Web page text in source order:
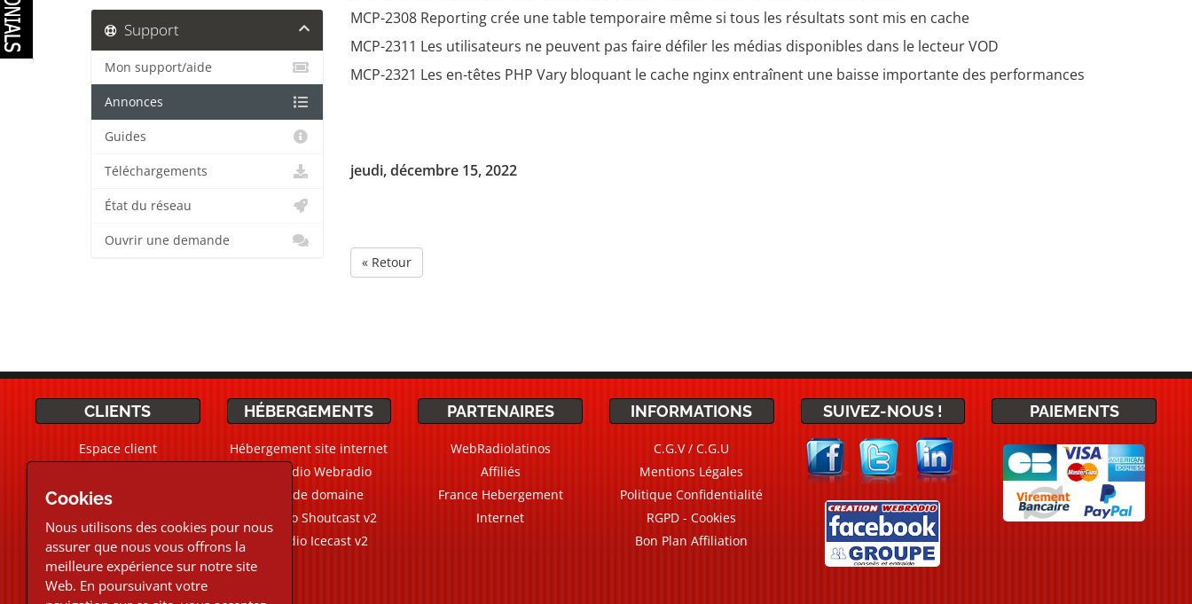
MCP-2308 Reporting crée une table temporaire même si tous les résultats sont mis en cache
MCP-2311 Les utilisateurs ne peuvent pas faire défiler les médias disponibles dans le lecteur VOD
MCP-2321 Les en-têtes PHP Vary bloquant le cache nginx entraînent une baisse importante des performances
jeudi, décembre 15, 2022
« Retour
Support
Mon support/aide
Annonces
Guides
Téléchargements
État du réseau
Ouvrir une demande
CLIENTS
Espace client
Devis personnalisé
02.30.96.48.87
HÉBERGEMENTS
Hébergement site internet
CMS Radio Webradio
Noms de domaine
Webradio Shoutcast v2
Webradio Icecast v2
PARTENAIRES
WebRadiolatinos
Affiliés
France Hebergement
Internet
INFORMATIONS
C.G.V / C.G.U
Mentions Légales
Politique Confidentialité
RGPD - Cookies
Bon Plan Affiliation
SUIVEZ-NOUS ! PAIEMENTS
Cookies
Nous utilisons des cookies pour nous
assurer que nous vous offrons la
meilleure expérience sur notre site
Web. En poursuivant votre